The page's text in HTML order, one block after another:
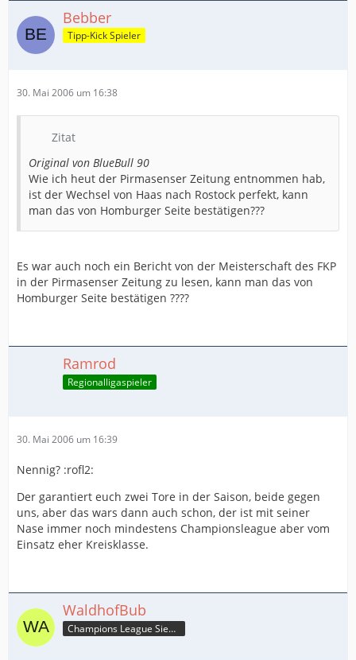
Bebber
Tipp-Kick Spieler
30. Mai 2006 um 16:38
Zitat
Original von BlueBull 90
Wie ich heut der Pirmasenser Zeitung entnommen hab,
ist der Wechsel von Haas nach Rostock perfekt, kann
man das von Homburger Seite bestätigen???
Es war auch noch ein Bericht von der Meisterschaft des FKP
in der Pirmasenser Zeitung zu lesen, kann man das von
Homburger Seite bestätigen ????
Ramrod
Regionalligaspieler
30. Mai 2006 um 16:39
Nennig? :rofl2:
Der garantiert euch zwei Tore in der Saison, beide gegen
uns, aber das wars dann auch schon, der ist mit seiner
Nase immer noch mindestens Championsleague aber vom
Einsatz eher Kreisklasse.
WaldhofBub
Champions League Sieger